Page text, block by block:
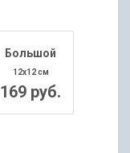
Большой
12x12 см
169 руб.